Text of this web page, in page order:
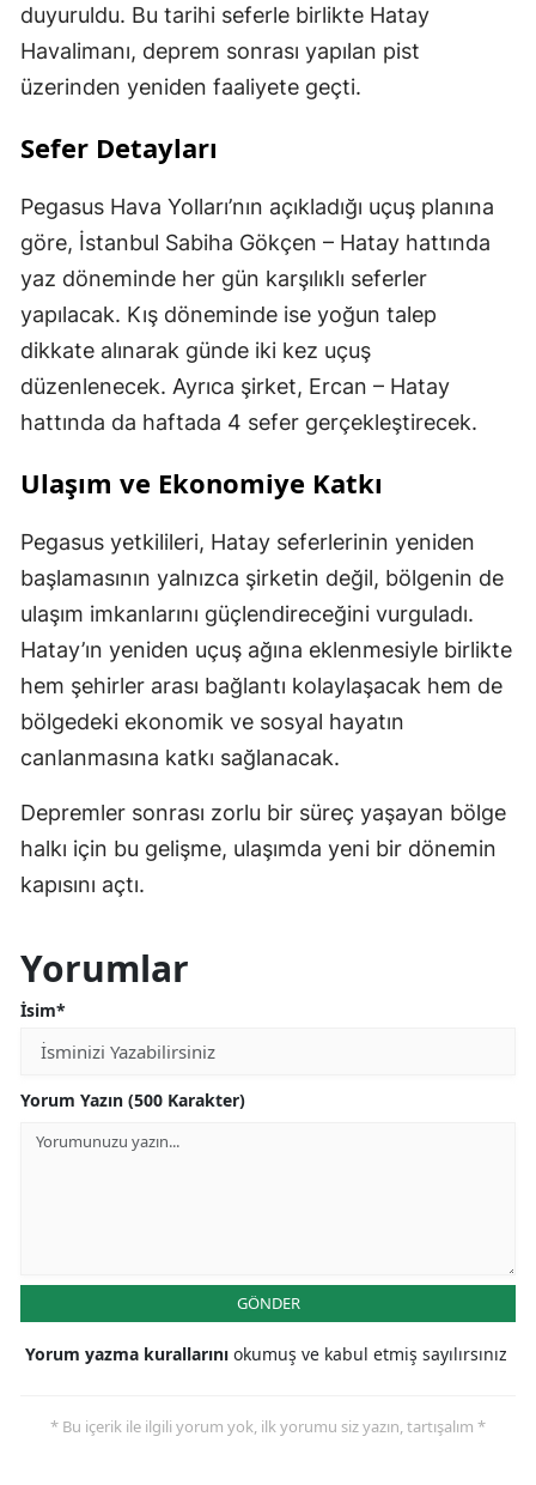
duyuruldu. Bu tarihi seferle birlikte Hatay
Havalimanı, deprem sonrası yapılan pist
üzerinden yeniden faaliyete geçti.
Sefer Detayları
Pegasus Hava Yolları’nın açıkladığı uçuş planına
göre, İstanbul Sabiha Gökçen – Hatay hattında
yaz döneminde her gün karşılıklı seferler
yapılacak. Kış döneminde ise yoğun talep
dikkate alınarak günde iki kez uçuş
düzenlenecek. Ayrıca şirket, Ercan – Hatay
hattında da haftada 4 sefer gerçekleştirecek.
Ulaşım ve Ekonomiye Katkı
Pegasus yetkilileri, Hatay seferlerinin yeniden
başlamasının yalnızca şirketin değil, bölgenin de
ulaşım imkanlarını güçlendireceğini vurguladı.
Hatay’ın yeniden uçuş ağına eklenmesiyle birlikte
hem şehirler arası bağlantı kolaylaşacak hem de
bölgedeki ekonomik ve sosyal hayatın
canlanmasına katkı sağlanacak.
Depremler sonrası zorlu bir süreç yaşayan bölge
halkı için bu gelişme, ulaşımda yeni bir dönemin
kapısını açtı.
Yorumlar
İsim*
Yorum Yazın (500 Karakter)
GÖNDER
Yorum yazma kurallarını okumuş ve kabul etmiş sayılırsınız
* Bu içerik ile ilgili yorum yok, ilk yorumu siz yazın, tartışalım *